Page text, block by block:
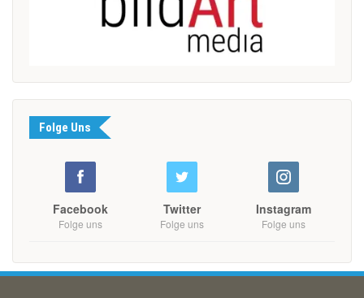
Folge Uns
Facebook
Folge uns
Twitter
Folge uns
Instagram
Folge uns